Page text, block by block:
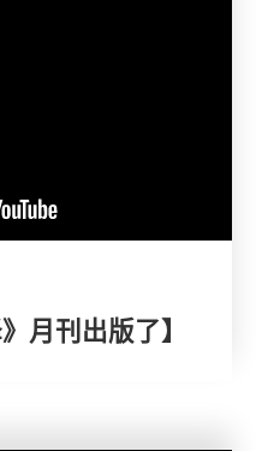
月刊出版了】